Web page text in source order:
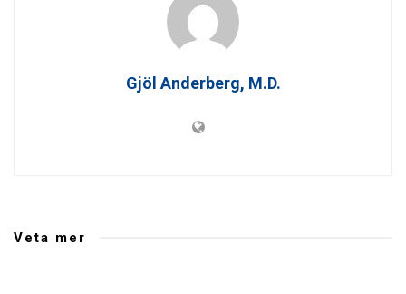
Gjöl Anderberg, M.D.
Veta mer